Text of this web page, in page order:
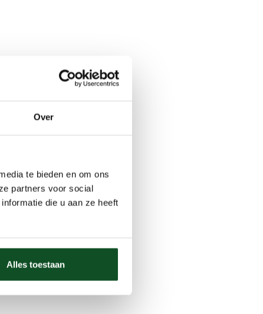
Over
te bieden en om ons
partners voor social
die u aan ze heeft
Alles toestaan